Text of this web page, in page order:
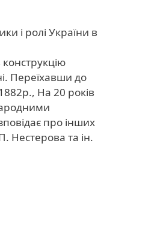
і ролі України в
Переїхавши до
На 20 років
про інших
Нестерова та ін.